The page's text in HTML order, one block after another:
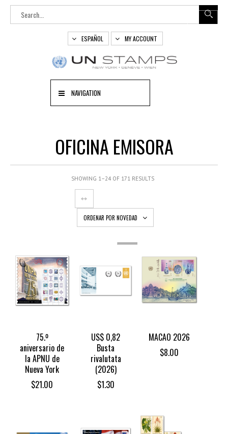
ESPAÑOL MY ACCOUNT
NAVIGATION
OFICINA EMISORA
SHOWING 1–24 OF 171 RESULTS
ORDENAR POR NOVEDAD
75.º
aniversario de
la APNU de
Nueva York
$21.00
US$ 0,82
Busta
rivalutata
(2026)
$1.30
OUT
OF
MACAO 2026
$8.00